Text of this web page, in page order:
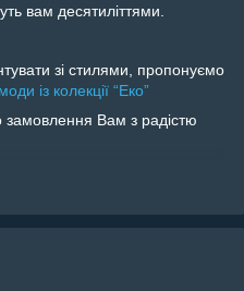
вам десятиліттями.
зі стилями, пропонуємо
із колекції “Еко”
замовлення Вам з радістю